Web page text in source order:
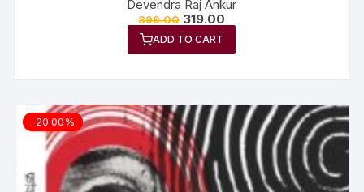
Devendra Raj Ankur
399.00 319.00
ADD TO CART
-20.00%